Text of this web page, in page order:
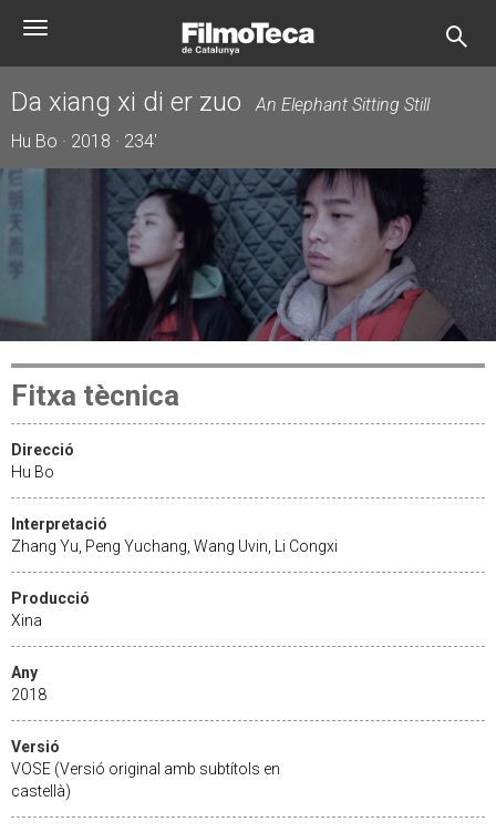
Toggle
Da xiang xi di er zuo
An Elephant Sitting Still
Hu Bo · 2018 · 234'
Fitxa tècnica
Direcció
Hu Bo
Interpretació
Zhang Yu, Peng Yuchang, Wang Uvin, Li Congxi
Producció
Xina
Any
2018
Versió
VOSE (Versió original amb subtítols en
castellà)